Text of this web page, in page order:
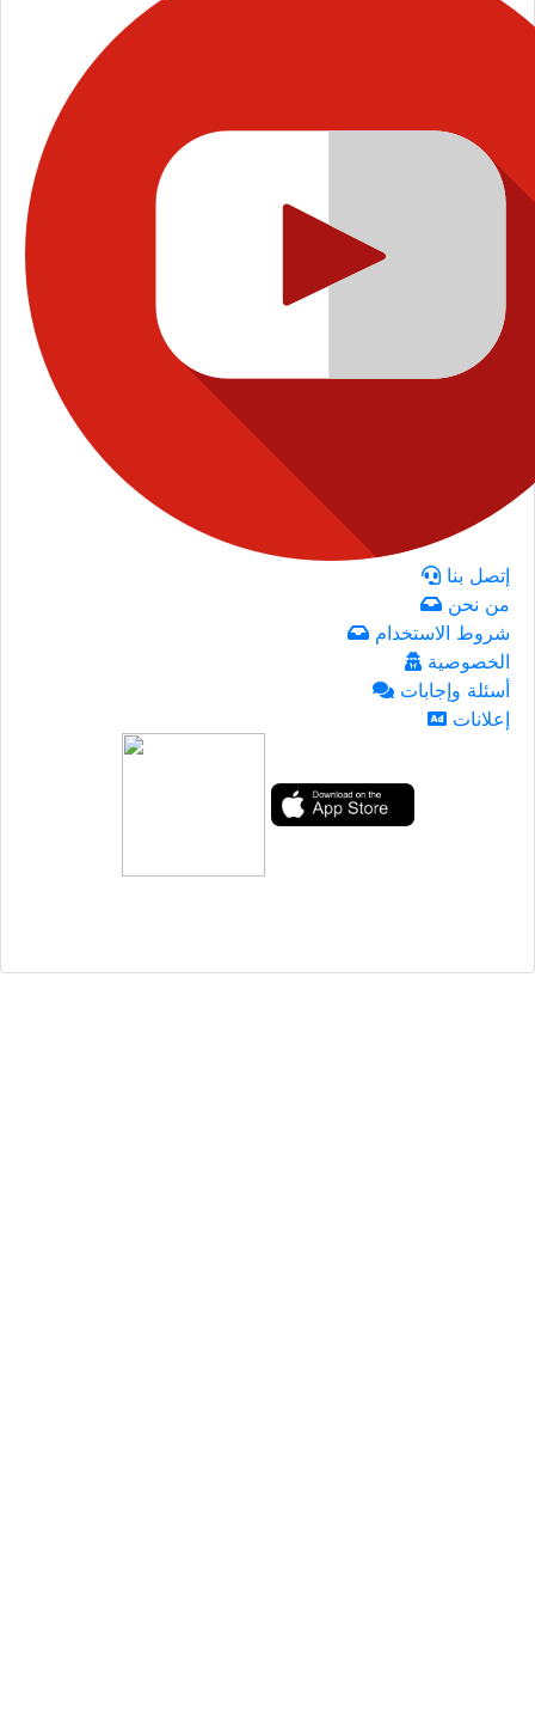
إتصل بنا
من نحن
شروط الاستخدام
الخصوصية
أسئلة وإجابات
إعلانات